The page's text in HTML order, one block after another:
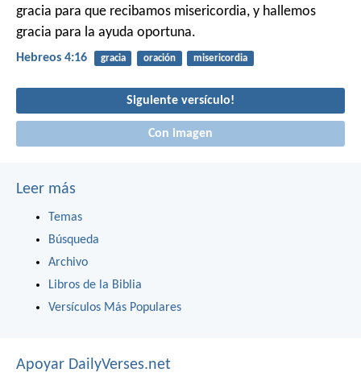
gracia para que recibamos misericordia, y hallemos
gracia para la ayuda oportuna.
Hebreos 4:16 gracia oración misericordia
Siguiente versículo!
Con imagen
Leer más
Temas
Búsqueda
Archivo
Libros de la Biblia
Versículos Más Populares
Apoyar DailyVerses.net